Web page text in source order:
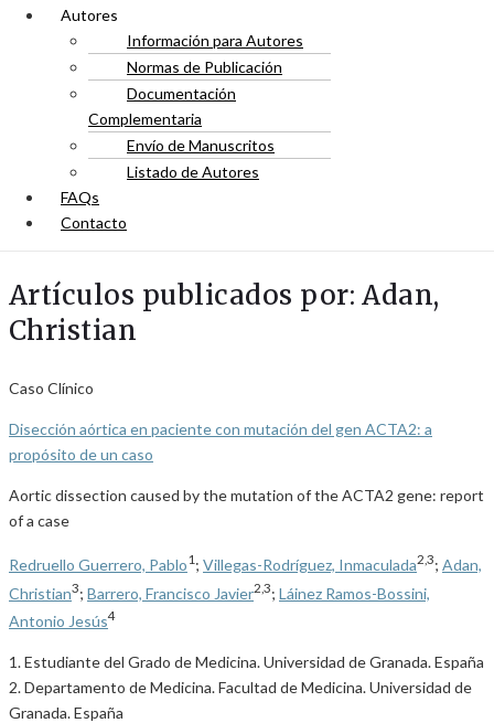
Autores
Información para Autores
Normas de Publicación
Documentación
Complementaria
Envío de Manuscritos
Listado de Autores
FAQs
Contacto
Artículos publicados por: Adan,
Christian
Caso Clínico
Disección aórtica en paciente con mutación del gen ACTA2: a
propósito de un caso
Aortic dissection caused by the mutation of the ACTA2 gene: report
of a case
Redruello Guerrero, Pablo1 ; Villegas-Rodríguez, Inmaculada2,3; Adan,
Christian3; Barrero, Francisco Javier2,3; Láinez Ramos-Bossini,
Antonio Jesús4
1. Estudiante del Grado de Medicina. Universidad de Granada. España
2. Departamento de Medicina. Facultad de Medicina. Universidad de
Granada. España